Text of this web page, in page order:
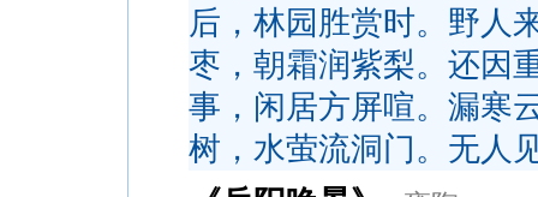
后，林园胜赏时。野人
枣，朝霜润紫梨。还因
事，闲居方屏喧。漏寒
树，水萤流洞门。无人